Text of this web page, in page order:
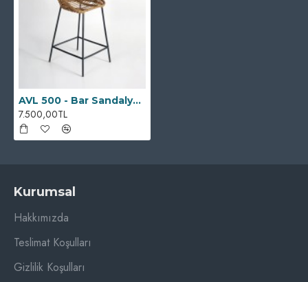
AVL 500 - Bar Sandalyesi
7.500,00TL
Kurumsal
Hakkımızda
Teslimat Koşulları
Gizlilik Koşulları